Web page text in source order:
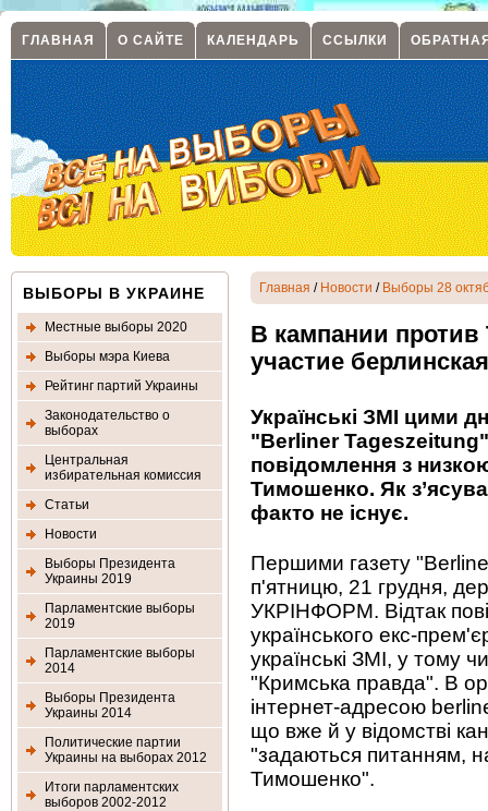
ГЛАВНАЯ О САЙТЕ КАЛЕНДАРЬ ССЫЛКИ
ВЫБОРЫ В УКРАИНЕ
Местные выборы 2020
Выборы мэра Киева
Рейтинг партий Украины
Законодательство о
выборах
Центральная
избирательная комиссия
Статьи
Новости
Выборы Президента
Украины 2019
Парламентские выборы
2019
Парламентские выборы
2014
Выборы Президента
Украины 2014
Политические партии
Украины на выборах 2012
Итоги парламентских
выборов 2002-2012
Главная / Новости / Выборы 28
В кампании
участие
Українські ЗМІ цими
"Berliner
повідомлення з
Тимошенко. Як
факто не існує.
Першими газету
п'ятницю, 21 грудня,
УКРІНФОРМ. Відтак
українського екс-
українські ЗМІ, у тому
"Кримська правда". В
інтернет-адресою
що вже й у відомстві
"задаються питанням,
Тимошенко".